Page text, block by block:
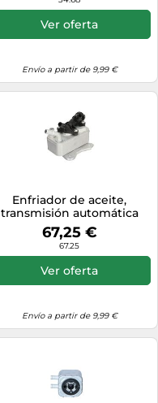
Ver oferta
Envío a partir de 9,99 €
Enfriador de aceite,
transmisión automática
NRF 310059
67,25 €
67.25
Ver oferta
Envío a partir de 9,99 €